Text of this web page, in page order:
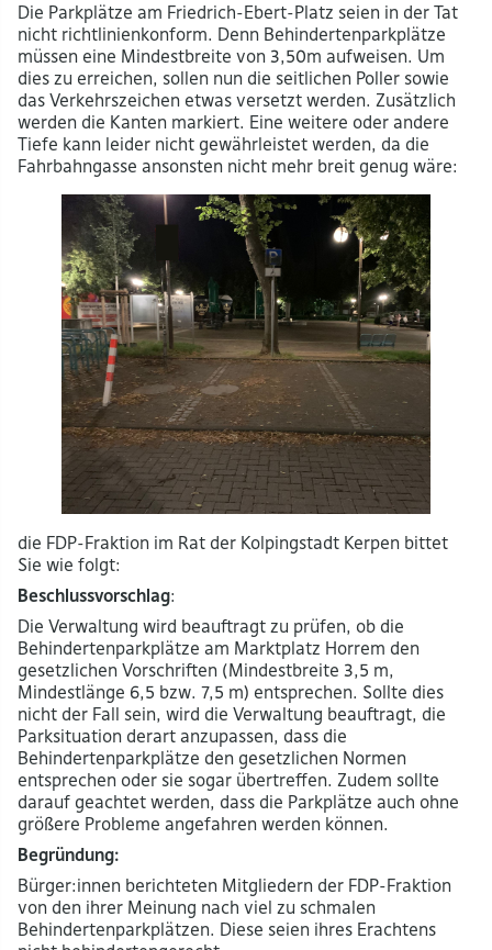
Die Parkplätze am Friedrich-Ebert-Platz seien in der Tat
nicht richtlinienkonform. Denn Behindertenparkplätze
müssen eine Mindestbreite von 3,50m aufweisen. Um
dies zu erreichen, sollen nun die seitlichen Poller sowie
das Verkehrszeichen etwas versetzt werden. Zusätzlich
werden die Kanten markiert. Eine weitere oder andere
Tiefe kann leider nicht gewährleistet werden, da die
Fahrbahngasse ansonsten nicht mehr breit genug wäre:
die FDP-Fraktion im Rat der Kolpingstadt Kerpen bittet
Sie wie folgt:
Beschlussvorschlag:
Die Verwaltung wird beauftragt zu prüfen, ob die
Behindertenparkplätze am Marktplatz Horrem den
gesetzlichen Vorschriften (Mindestbreite 3,5 m,
Mindestlänge 6,5 bzw. 7,5 m) entsprechen. Sollte dies
nicht der Fall sein, wird die Verwaltung beauftragt, die
Parksituation derart anzupassen, dass die
Behindertenparkplätze den gesetzlichen Normen
entsprechen oder sie sogar übertreffen. Zudem sollte
darauf geachtet werden, dass die Parkplätze auch ohne
größere Probleme angefahren werden können.
Begründung:
Bürger:innen berichteten Mitgliedern der FDP-Fraktion
von den ihrer Meinung nach viel zu schmalen
Behindertenparkplätzen. Diese seien ihres Erachtens